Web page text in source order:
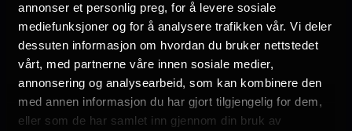
annonser et personlig preg, for å levere sosiale
mediefunksjoner og for å analysere trafikken vår. Vi deler
dessuten informasjon om hvordan du bruker nettstedet
vårt, med partnerne våre innen sosiale medier,
annonsering og analysearbeid, som kan kombinere den
med annen informasjon du har gjort tilgjengelig for dem,
eller som de har samlet inn gjennom din bruk av
Rollebesetning
Matthew Lillard
Mckenna Grace
Elizabeth Lail
Josh Hutcherson
Se mer